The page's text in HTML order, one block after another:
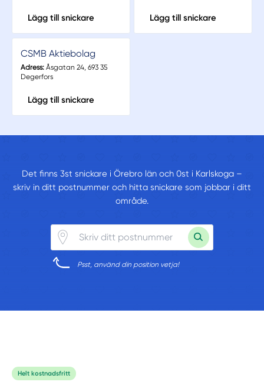
Lägg till snickare Lägg till snickare
CSMB Aktiebolag
Adress:Åsgatan 24, 693 35
Degerfors
Lägg till snickare
Det finns 3st snickare i Örebro län och 0st i Karlskoga –
skriv in ditt postnummer och hitta snickare som jobbar i ditt
område.
Psst, använd din position vetja!
Helt kostnadsfritt